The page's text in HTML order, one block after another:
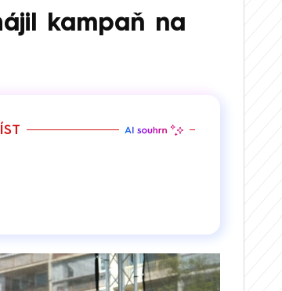
kampaň na